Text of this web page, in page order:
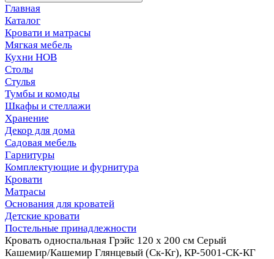
Главная
Каталог
Кровати и матрасы
Мягкая мебель
Кухни НОВ
Столы
Стулья
Тумбы и комоды
Шкафы и стеллажи
Хранение
Декор для дома
Садовая мебель
Гарнитуры
Комплектующие и фурнитура
Кровати
Матрасы
Основания для кроватей
Детские кровати
Постельные принадлежности
Кровать односпальная Грэйс 120 х 200 см Серый
Кашемир/Кашемир Глянцевый (Ск-Кг), КР-5001-СК-КГ